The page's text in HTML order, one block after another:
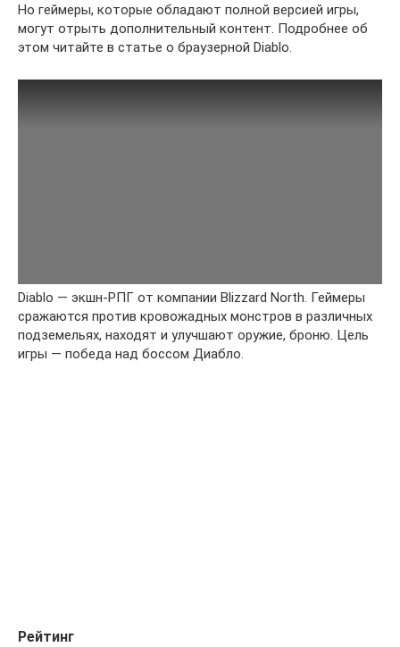
Но геймеры, которые обладают полной версией игры,
могут отрыть дополнительный контент. Подробнее об
этом читайте в статье о браузерной Diablo.
Diablo — экшн-РПГ от компании Blizzard North. Геймеры
сражаются против кровожадных монстров в различных
подземельях, находят и улучшают оружие, броню. Цель
игры — победа над боссом Диабло.
Рейтинг